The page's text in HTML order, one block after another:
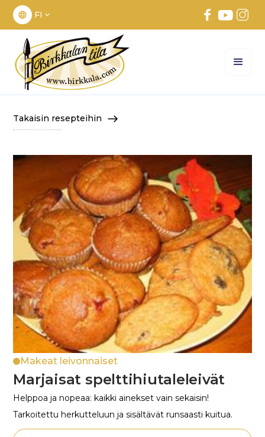
FI
Takaisin resepteihin
Makeat leivonnaiset
Marjaisat spelttihiutaleleivät
Helppoa ja nopeaa: kaikki ainekset vain sekaisin!
Tarkoitettu herkutteluun ja sisältävät runsaasti kuitua.